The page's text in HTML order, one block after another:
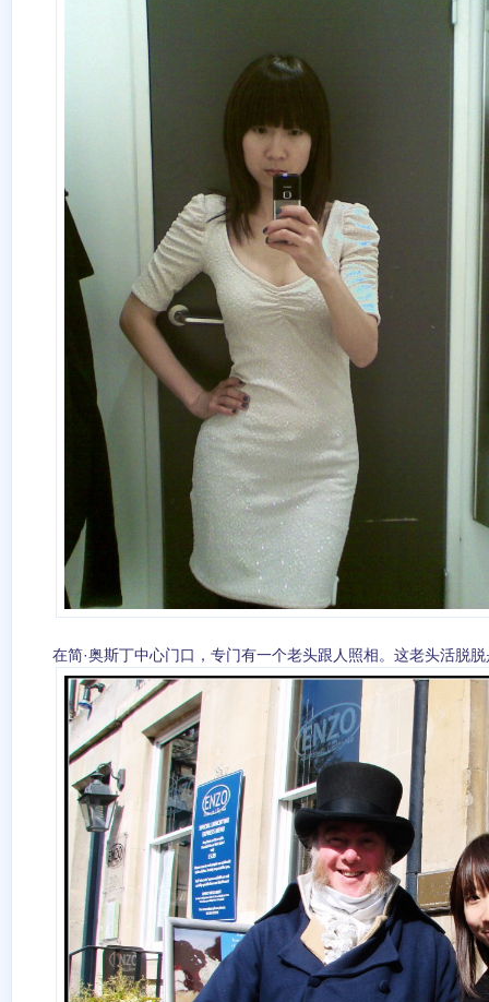
在简·奥斯丁中心门口，专门有一个老头跟人照相。这老头活脱